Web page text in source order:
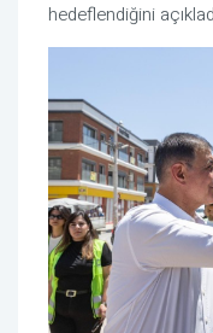
hedeflendiğini